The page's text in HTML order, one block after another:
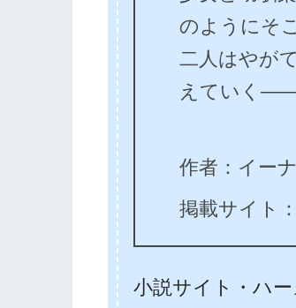
のようにそ
二人はやが
えていく――
作者：イーナ
掲載サイト
小説サイト・ハ